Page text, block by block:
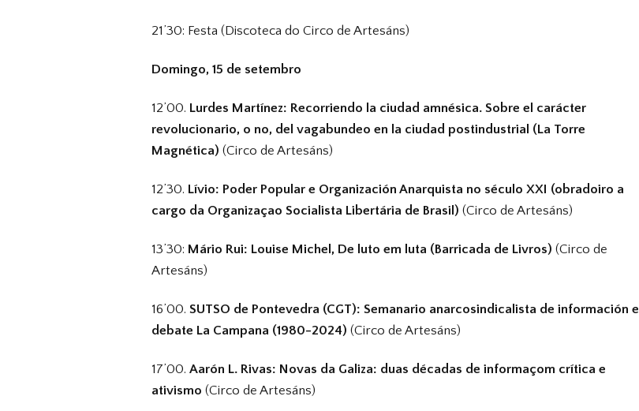
21’30: Festa (Discoteca do Circo de Artesáns)
Domingo, 15 de setembro
12’00. Lurdes Martínez: Recorriendo la ciudad amnésica. Sobre el carácter
revolucionario, o no, del vagabundeo en la ciudad postindustrial (La Torre
Magnética) (Circo de Artesáns)
12’30. Lívio: Poder Popular e Organización Anarquista no século XXI (obradoiro a
cargo da Organizaçao Socialista Libertária de Brasil) (Circo de Artesáns)
13’30: Mário Rui: Louise Michel, De luto em luta (Barricada de Livros) (Circo de
Artesáns)
16’00. SUTSO de Pontevedra (CGT): Semanario anarcosindicalista de información e
debate La Campana (1980-2024) (Circo de Artesáns)
17’00. Aarón L. Rivas: Novas da Galiza: duas décadas de informaçom crítica e
ativismo (Circo de Artesáns)